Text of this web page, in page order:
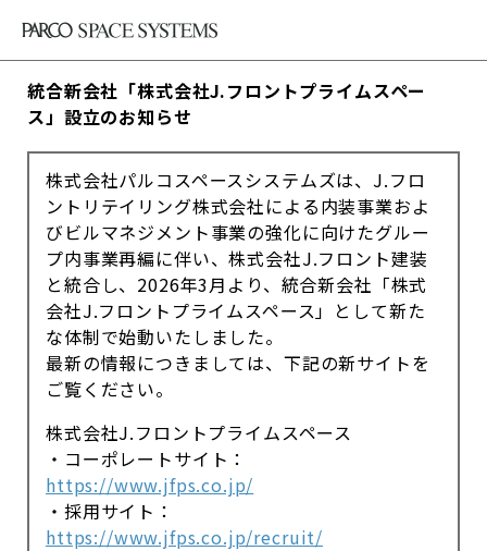
統合新会社「株式会社J.フロントプライムスペー
ス」設立のお知らせ
株式会社パルコスペースシステムズは、J.フロ
ントリテイリング株式会社による内装事業およ
びビルマネジメント事業の強化に向けたグルー
プ内事業再編に伴い、株式会社J.フロント建装
と統合し、2026年3月より、統合新会社「株式
会社J.フロントプライムスペース」として新た
な体制で始動いたしました。
最新の情報につきましては、下記の新サイトを
ご覧ください。
株式会社J.フロントプライムスペース
・コーポレートサイト：
https://www.jfps.co.jp/
・採用サイト：
https://www.jfps.co.jp/recruit/